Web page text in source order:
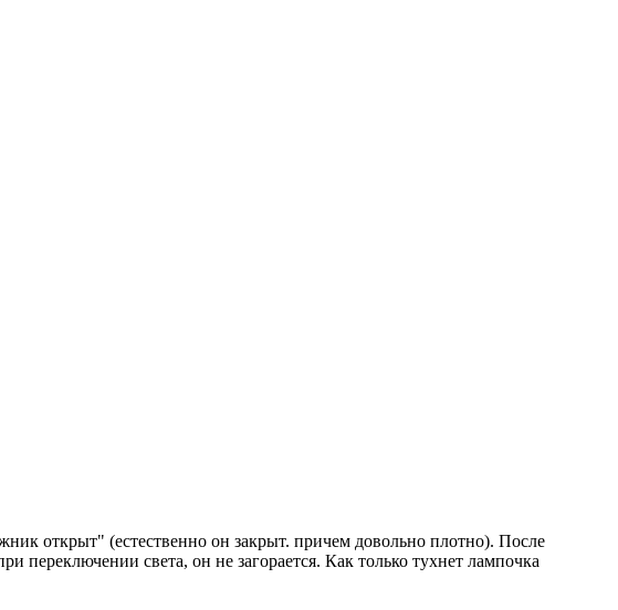
открыт" (естественно он закрыт. причем довольно плотно). После
переключении света, он не загорается. Как только тухнет лампочка